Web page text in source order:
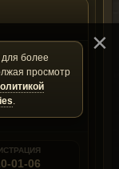
01-06
более
просмотр
.